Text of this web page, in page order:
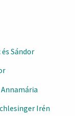
Sándor
Irén